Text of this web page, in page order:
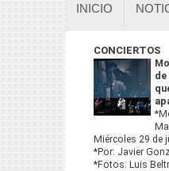
INICIO
CONCIERTOS
de
Miércoles 29 de
*Por: Javier
*Fotos: Luis